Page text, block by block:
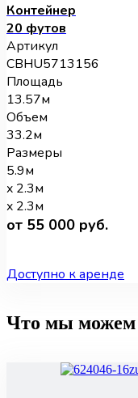
Контейнер
20 футов
Артикул
CBHU5713156
Площадь
13.57м
Объем
33.2м
Размеры
5.9м
x 2.3м
x 2.3м
от 55 000 руб.
Доступно к аренде
Что мы можем